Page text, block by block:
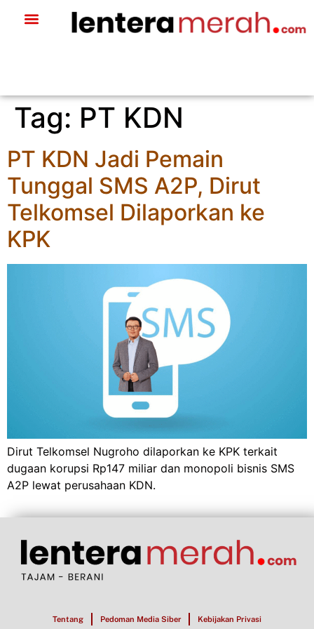
Tag: PT KDN
PT KDN Jadi Pemain
Tunggal SMS A2P, Dirut
Telkomsel Dilaporkan ke
KPK
Dirut Telkomsel Nugroho dilaporkan ke KPK terkait
dugaan korupsi Rp147 miliar dan monopoli bisnis SMS
A2P lewat perusahaan KDN.
Tentang Pedoman Media Siber Kebijakan Privasi